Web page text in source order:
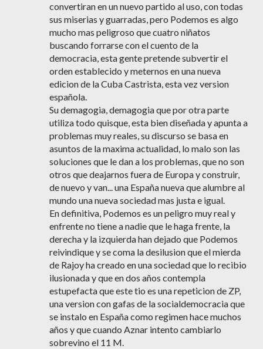
convertiran en un nuevo partido al uso, con todas
sus miserias y guarradas, pero Podemos es algo
mucho mas peligroso que cuatro niñatos
buscando forrarse con el cuento de la
democracia, esta gente pretende subvertir el
orden establecido y meternos en una nueva
edicion de la Cuba Castrista, esta vez version
española.
Su demagogia, demagogia que por otra parte
utiliza todo quisque, esta bien diseñada y apunta a
problemas muy reales, su discurso se basa en
asuntos de la maxima actualidad, lo malo son las
soluciones que le dan a los problemas, que no son
otros que deajarnos fuera de Europa y construir,
de nuevo y van... una España nueva que alumbre al
mundo una nueva sociedad mas justa e igual.
En definitiva, Podemos es un peligro muy real y
enfrente no tiene a nadie que le haga frente, la
derecha y la izquierda han dejado que Podemos
reivindique y se coma la desilusion que el mierda
de Rajoy ha creado en una sociedad que lo recibio
ilusionada y que en dos años contempla
estupefacta que este tio es una repeticion de ZP,
una version con gafas de la socialdemocracia que
se instalo en España como regimen hace muchos
años y que cuando Aznar intento cambiarlo
sobrevino el 11 M.